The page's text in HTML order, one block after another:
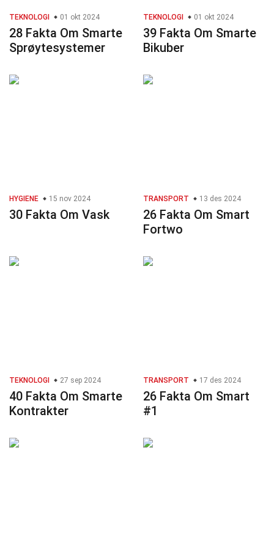
TEKNOLOGI 01 okt 2024
28 Fakta Om Smarte
Sprøytesystemer
TEKNOLOGI 01 okt 2024
39 Fakta Om Smarte
Bikuber
HYGIENE 15 nov 2024
30 Fakta Om Vask
TRANSPORT 13 des 2024
26 Fakta Om Smart
Fortwo
TEKNOLOGI 27 sep 2024
40 Fakta Om Smarte
Kontrakter
TRANSPORT 17 des 2024
26 Fakta Om Smart
#1